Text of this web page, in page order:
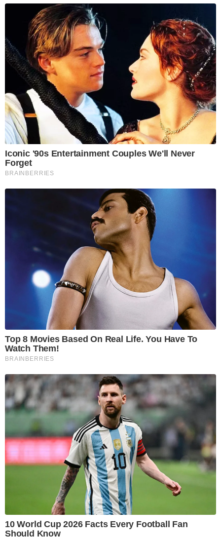
Iconic '90s Entertainment Couples We'll Never
Forget
BRAINBERRIES
Top 8 Movies Based On Real Life. You Have To
Watch Them!
BRAINBERRIES
10 World Cup 2026 Facts Every Football Fan
Should Know